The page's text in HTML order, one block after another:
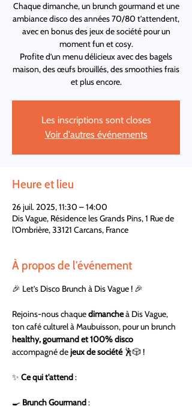
Chaque dimanche, un brunch gourmand et une
ambiance disco des années 70/80 t’attendent,
avec en bonus des jeux de société pour un
moment fun et cosy.
Profite d’un menu délicieux avec des bagels
maison, des œufs brouillés, des smoothies frais
et plus encore.
Les inscriptions sont closes
Voir d'autres événements
Heure et lieu
26 juil. 2025, 11:30 – 14:00
Dis Vague, Résidence les Grands Pins, 1 Rue de
l'Ombrière, 33121 Carcans, France
À propos de l'événement
🎉 Let’s Disco Brunch à Dis Vague ! 🎉
Rejoins-nous chaque dimanche à Dis Vague,
ton café culturel à Maubuisson, pour un brunch
healthy, gourmand et 100% disco
accompagné de jeux de société 🕺🎲 !
✨ Ce qui t'attend :
🍳 Brunch Gourmand :